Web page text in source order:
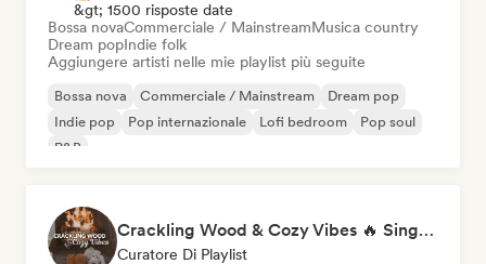
&gt; 1500 risposte date
Bossa novaCommerciale / MainstreamMusica country
Dream popIndie folk
Aggiungere artisti nelle mie playlist più seguite
Bossa nova Commerciale / Mainstream
Dream pop
Indie pop
Pop internazionale Lofi bedroom
Pop soul
R&B
Crackling Wood & Cozy Vibes 🔥 Singer-Songwriter, Dream Pop & Bedroom Pop
Curatore Di Playlist